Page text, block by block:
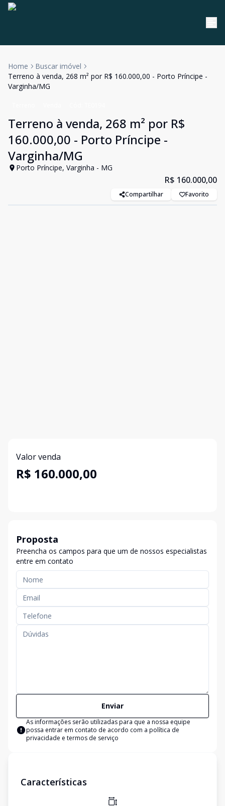
Home
Buscar imóvel
Terreno à venda, 268 m² por R$ 160.000,00 - Porto Príncipe -
Varginha/MG
Terreno à venda, 268 m² por R$
160.000,00 - Porto Príncipe -
Varginha/MG
Porto Príncipe, Varginha - MG
R$ 160.000,00
Compartilhar Favorito
Valor venda
R$ 160.000,00
Proposta
Preencha os campos para que um de nossos especialistas
entre em contato
Enviar
As informações serão utilizadas para que a nossa equipe
possa entrar em contato de acordo com a política de
privacidade e termos de serviço
Características